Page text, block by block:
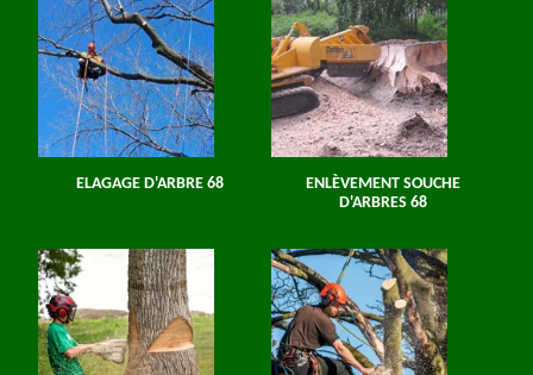
ELAGAGE D'ARBRE 68
ENLÈVEMENT SOUCHE
D'ARBRES 68